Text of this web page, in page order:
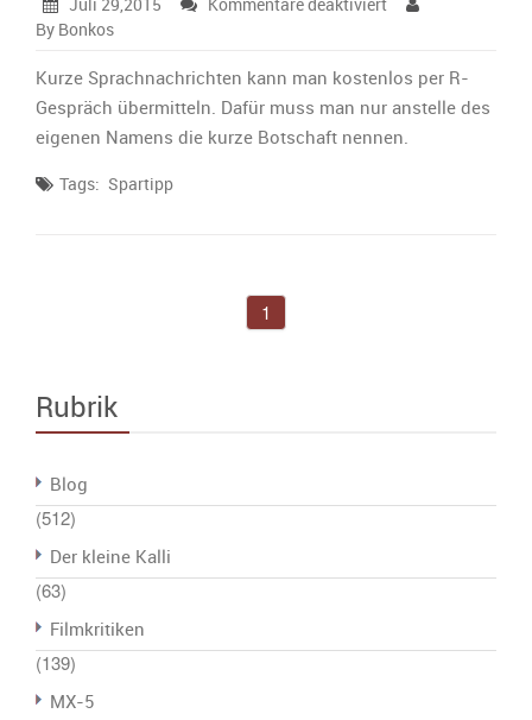
(Teil
By Bonkos
Kurze Sprachnachrichten kann man kostenlos per R-
Gespräch übermitteln. Dafür muss man nur anstelle des
eigenen Namens die kurze Botschaft nennen.
Tags: Spartipp
1
Rubrik
Blog
(512)
Der kleine Kalli
(63)
Filmkritiken
(139)
MX-5